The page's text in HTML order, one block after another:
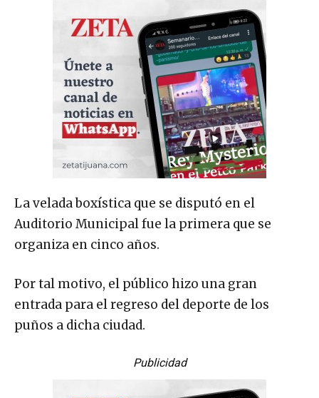
La velada boxística que se disputó en el
Auditorio Municipal fue la primera que se
organiza en cinco años.
Por tal motivo, el público hizo una gran
entrada para el regreso del deporte de los
puños a dicha ciudad.
Publicidad